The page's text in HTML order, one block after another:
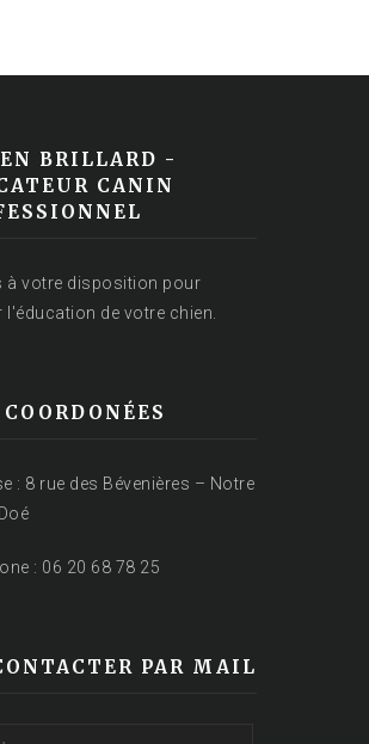
BRILLARD -
CANIN
à votre disposition pour
l'éducation de votre chien.
: 8 rue des Bévenières – Notre
: 06 20 68 78 25
PAR MAIL